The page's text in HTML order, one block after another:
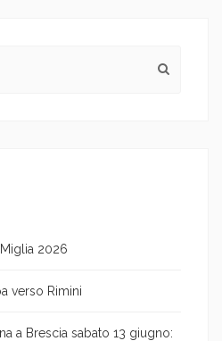
2026
verso Rimini
a Brescia sabato 13 giugno: